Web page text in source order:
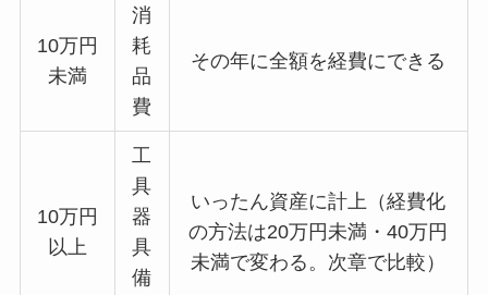
10万円
未満
消
耗
品
費
その年に全額を経費にできる
10万円
以上
工
具
器
具
備
いったん資産に計上（経費化
の方法は20万円未満・40万円
未満で変わる。次章で比較）